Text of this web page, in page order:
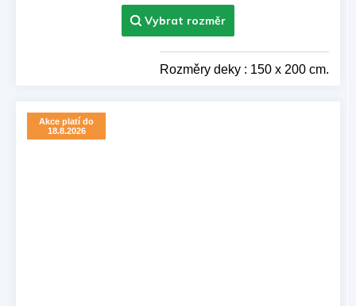
Rozměry deky : 150 x 200 cm.
Akce platí do
18.8.2026